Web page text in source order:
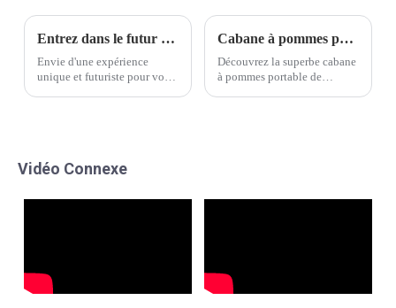
Entrez dans le futur avec la super capsule spatiale de science-fiction de Soaring
Envie d'une expérience
unique et futuriste pour votre
immersive sur le thème de
idéale…
Cabane à pommes portable - Magnifique café
Découvrez la superbe cabane
à pommes portable de
Vidéo Connexe